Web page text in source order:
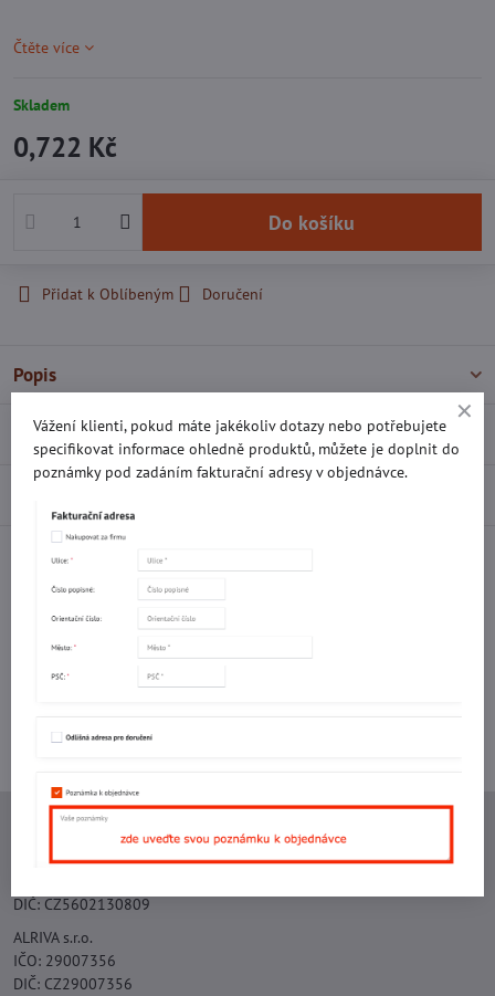
Čtěte více
Skladem
0,722 Kč
Do košíku
Přidat k Oblíbeným Doručení
Popis
Recenze 0
FacebookTwitterBlueskyPinterestReddit
Potřebujete poradit s objednávkou?
Ing. Vojtěch Lečbych - IVL
DIČ: CZ5602130809
ALRIVA s.r.o.
IČO: 29007356
DIČ: CZ29007356
Vážení klienti, pokud máte jakékoliv dotazy nebo potřebujete
specifikovat informace ohledně produktů, můžete je doplnit do
poznámky pod zadáním fakturační adresy v objednávce.